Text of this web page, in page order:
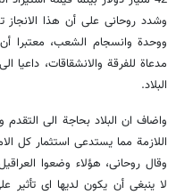
وشدد روحانی علی أن هذا الانجاز
ووحدة وانسجام الشعب، معتبرا
مدعاة للفرقة والانشقاقات، داعیا
البلاد.
واضاف ان البلاد بحاجة الی التقدم
اللازمة مما یستدعی استثمار کل
وقال روحانی، هؤلاء وضعوا
لا ینبغی أن یکون لدیها ای تأثیر